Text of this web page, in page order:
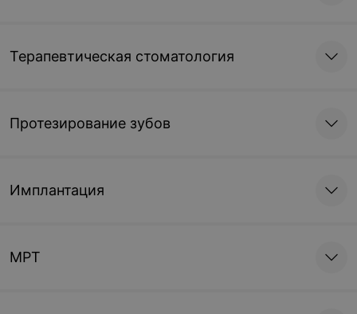
Терапевтическая стоматология
Протезирование зубов
Имплантация
МРТ